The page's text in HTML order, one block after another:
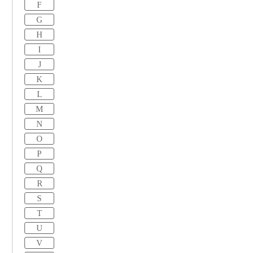
F
G
H
I
J
K
L
M
N
O
P
Q
R
S
T
U
V